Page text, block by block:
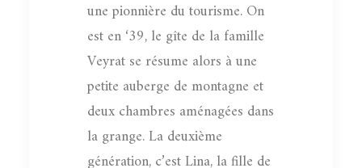
une pionnière du tourisme. On
est en ‘39, le gîte de la famille
Veyrat se résume alors à une
petite auberge de montagne et
deux chambres aménagées dans
la grange. La deuxième
génération, c’est Lina, la fille de